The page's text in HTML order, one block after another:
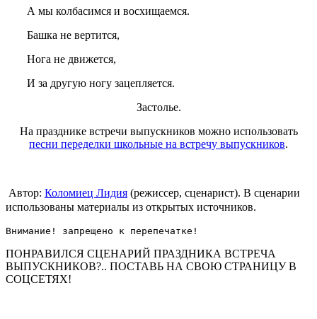
А мы колбасимся и восхищаемся.
Башка не вертится,
Нога не движется,
И за другую ногу зацепляется.
Застолье.
На празднике встречи выпускников можно использовать
песни переделки школьные на встречу выпускников.
Автор: Коломиец Лидия (режиссер, сценарист). В сценарии
использованы материалы из открытых источников.
Внимание! запрещено к перепечатке!
ПОНРАВИЛСЯ СЦЕНАРИЙ ПРАЗДНИКА ВСТРЕЧА
ВЫПУСКНИКОВ?.. ПОСТАВЬ НА СВОЮ СТРАНИЦУ В
СОЦСЕТЯХ!